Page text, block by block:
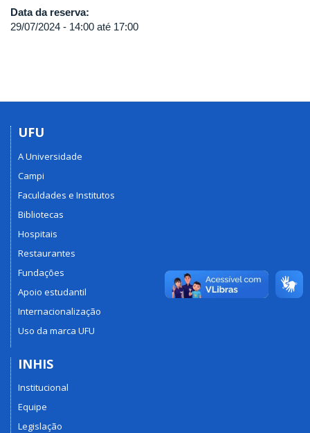
Data da reserva:
29/07/2024 - 14:00 até 17:00
UFU
A Universidade
Campi
Faculdades e Institutos
Bibliotecas
Hospitais
Restaurantes
Fundações
Apoio estudantil
Internacionalização
Uso da marca UFU
INHIS
Institucional
Equipe
Legislação